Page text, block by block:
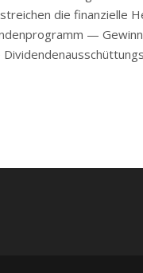
die finanzielle
—